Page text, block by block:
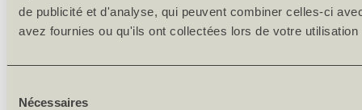
de publicité et d'analyse, qui peuvent combiner celles-ci
avez fournies ou qu'ils ont collectées lors de votre
Nécessaires
Chants: SR
Remarque: La couleur et structure de l'image peut diverger de